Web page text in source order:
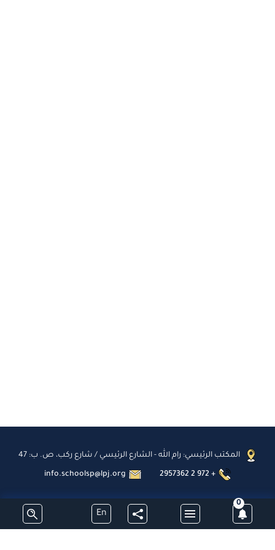
0
En
المكتب الرئيسي: رام الله - الشارع الرئيسي / شارع ركب، ص. ب: 47
2957362 2 972 +
info.schoolsp@lpj.org